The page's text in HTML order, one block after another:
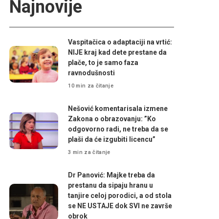
Najnovije
Vaspitačica o adaptaciji na vrtić:
NIJE kraj kad dete prestane da
plače, to je samo faza
ravnodušnosti
10 min za čitanje
Nešović komentarisala izmene
Zakona o obrazovanju: ”Ko
odgovorno radi, ne treba da se
plaši da će izgubiti licencu”
3 min za čitanje
Dr Panović: Majke treba da
prestanu da sipaju hranu u
tanjire celoj porodici, a od stola
se NE USTAJE dok SVI ne završe
obrok